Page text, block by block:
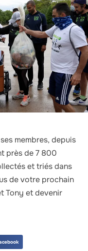
membres, depuis
près de 7 800
et triés dans
de votre prochain
Tony et devenir